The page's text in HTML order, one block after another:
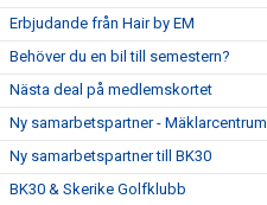
Erbjudande från Hair by EM
Behöver du en bil till semestern?
Nästa deal på medlemskortet
Ny samarbetspartner - Mäklarcentrum
Ny samarbetspartner till BK30
BK30 & Skerike Golfklubb